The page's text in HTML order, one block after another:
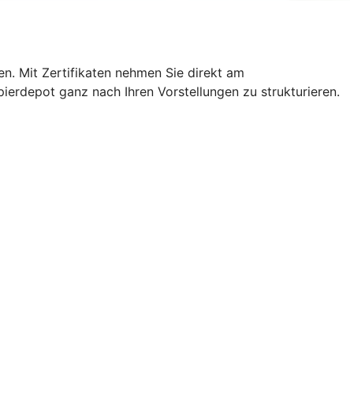
Mit Zertifikaten nehmen Sie direkt am
ganz nach Ihren Vorstellungen zu strukturieren.